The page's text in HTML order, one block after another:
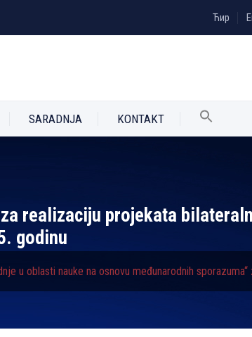
Ћир
SARADNJA KONTAKT
realizaciju projekata
godinu
u oblasti nauke na osnovu međunarodnih sporazuma“